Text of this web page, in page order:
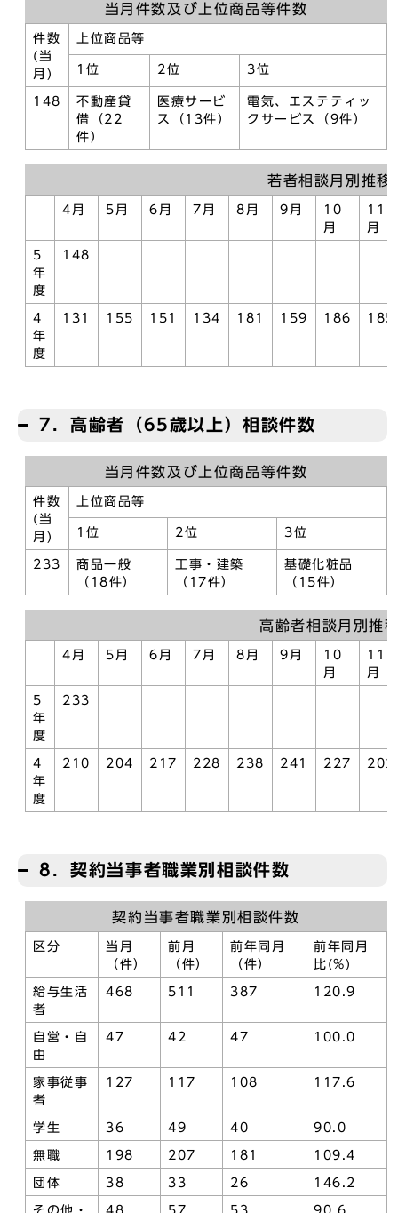
当月件数及び上位商品等件数
件数
(当
月)
上位商品等
1位 2位 3位
148
不動産貸
借（22
件）
医療サービ
ス（13件）
電気、エステティッ
クサービス（9件）
若者相談月別推移
4月 5月 6月 7月 8月 9月
10
月
11
月
5
年
度
148
4
年
度
131 155 151 134 181 159 186 185
7．高齢者（65歳以上）相談件数
当月件数及び上位商品等件数
件数
(当
月)
上位商品等
1位 2位 3位
233
商品一般
（18件）
工事・建築
（17件）
基礎化粧品
（15件）
高齢者相談月別推
4月 5月 6月 7月 8月 9月
10
月
11
月
5
年
度
233
4
年
度
210 204 217 228 238 241 227 202
8．契約当事者職業別相談件数
契約当事者職業別相談件数
区分
当月
（件）
前月
（件）
前年同月
（件）
前年同月
比(%)
給与生活
者
468 511 387 120.9
自営・自
由
47 42 47 100.0
家事従事
者
127 117 108 117.6
学生 36 49 40 90.0
無職 198 207 181 109.4
団体 38 33 26 146.2
その他・ 48 57 53 90.6